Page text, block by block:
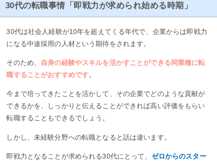
30代の転職事情「即戦力が求められ始める時期」
30代は社会人経験が10年を超えてくる年代で、企業からは即戦力
になる中途採用の人材という期待をされます。
そのため、
自身の経験やスキルを活かすことができる同業種に転
職することがおすすめです。
今まで培ってきたことを活かして、その企業でどのような貢献が
できるかを、しっかりと伝えることができれば高い評価をもらい
転職することもできるでしょう。
しかし、未経験分野への転職となると話は違います。
即戦力となることが求められる30代にとって、 ゼロからのスター